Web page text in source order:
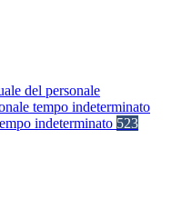
del personale
tempo indeterminato
indeterminato 523